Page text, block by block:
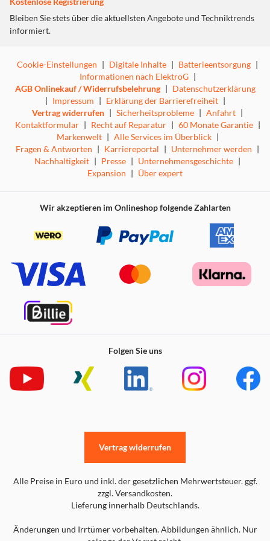
Bleiben Sie stets über die aktuellsten Angebote und Techniktrends
informiert.
Cookie-Einstellungen | Digitale Inhalte | Batterieentsorgung |
Informationen nach ElektroG |
AGB Onlinekauf / Widerrufsbelehrung | Datenschutzerklärung
| Impressum | Erklärung der Barrierefreiheit |
Vertrag widerrufen | Sicherheitsprobleme | Anfahrt |
Kontaktformular | Recht auf Reparatur | 60 Monate Garantie |
Markenwelt | Alle Services im Überblick |
Fragen & Antworten | Karriereportal | Unternehmer werden |
Nachhaltigkeit | Presse | Unternehmensgeschichte |
Expansion | Über expert
Wir akzeptieren im Onlineshop folgende Zahlarten
Folgen Sie uns
Alle Preise in Euro und inkl. der gesetzlichen Mehrwertsteuer. ggf.
zzgl. Versandkosten.
Lieferung innerhalb Deutschlands.
Änderungen und Irrtümer vorbehalten. Abbildungen ähnlich. Nur
Vertrag widerrufen